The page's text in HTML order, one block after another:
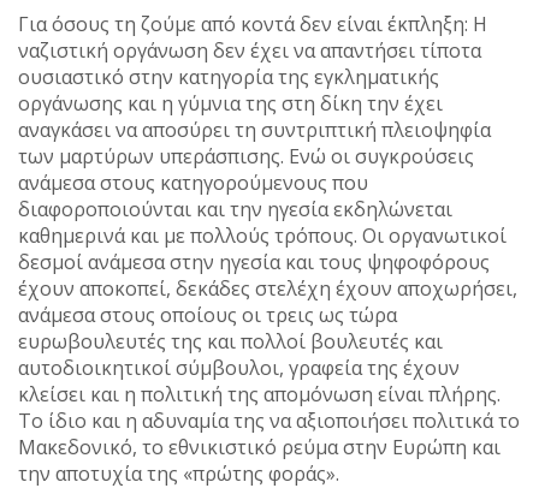
Για όσους τη ζούμε από κοντά δεν είναι έκπληξη: Η
ναζιστική οργάνωση δεν έχει να απαντήσει τίποτα
ουσιαστικό στην κατηγορία της εγκληματικής
οργάνωσης και η γύμνια της στη δίκη την έχει
αναγκάσει να αποσύρει τη συντριπτική πλειοψηφία
των μαρτύρων υπεράσπισης. Ενώ οι συγκρούσεις
ανάμεσα στους κατηγορούμενους που
διαφοροποιούνται και την ηγεσία εκδηλώνεται
καθημερινά και με πολλούς τρόπους. Οι οργανωτικοί
δεσμοί ανάμεσα στην ηγεσία και τους ψηφοφόρους
έχουν αποκοπεί, δεκάδες στελέχη έχουν αποχωρήσει,
ανάμεσα στους οποίους οι τρεις ως τώρα
ευρωβουλευτές της και πολλοί βουλευτές και
αυτοδιοικητικοί σύμβουλοι, γραφεία της έχουν
κλείσει και η πολιτική της απομόνωση είναι πλήρης.
Το ίδιο και η αδυναμία της να αξιοποιήσει πολιτικά το
Μακεδονικό, το εθνικιστικό ρεύμα στην Ευρώπη και
την αποτυχία της «πρώτης φοράς».